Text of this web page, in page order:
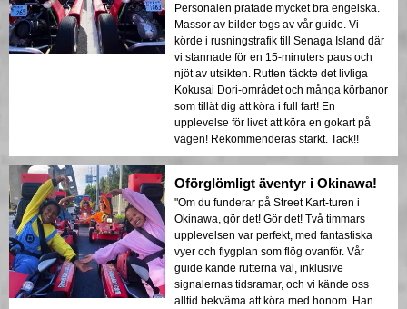
Personalen pratade mycket bra engelska.
Massor av bilder togs av vår guide. Vi
körde i rusningstrafik till Senaga Island där
vi stannade för en 15-minuters paus och
njöt av utsikten. Rutten täckte det livliga
Kokusai Dori-området och många körbanor
som tillät dig att köra i full fart! En
upplevelse för livet att köra en gokart på
vägen! Rekommenderas starkt. Tack!!
Oförglömligt äventyr i Okinawa!
"Om du funderar på Street Kart-turen i
Okinawa, gör det! Gör det! Två timmars
upplevelsen var perfekt, med fantastiska
vyer och flygplan som flög ovanför. Vår
guide kände rutterna väl, inklusive
signalernas tidsramar, och vi kände oss
alltid bekväma att köra med honom. Han